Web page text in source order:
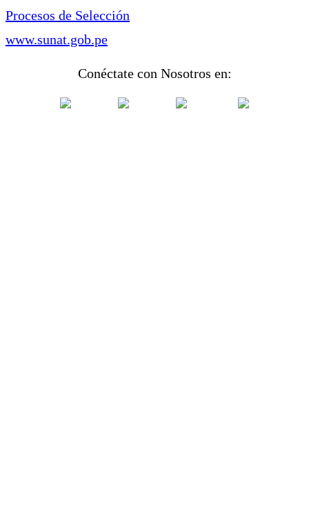
Procesos de Selección
www.sunat.gob.pe
Conéctate con Nosotros en: